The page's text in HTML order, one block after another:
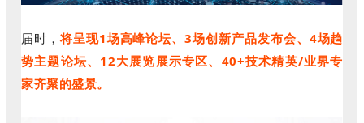
届时，将呈现1场高峰论坛、3场创新产品发布会、4场趋
势主题论坛、12大展览展示专区、40+技术精英/业界专
家齐聚的盛景。